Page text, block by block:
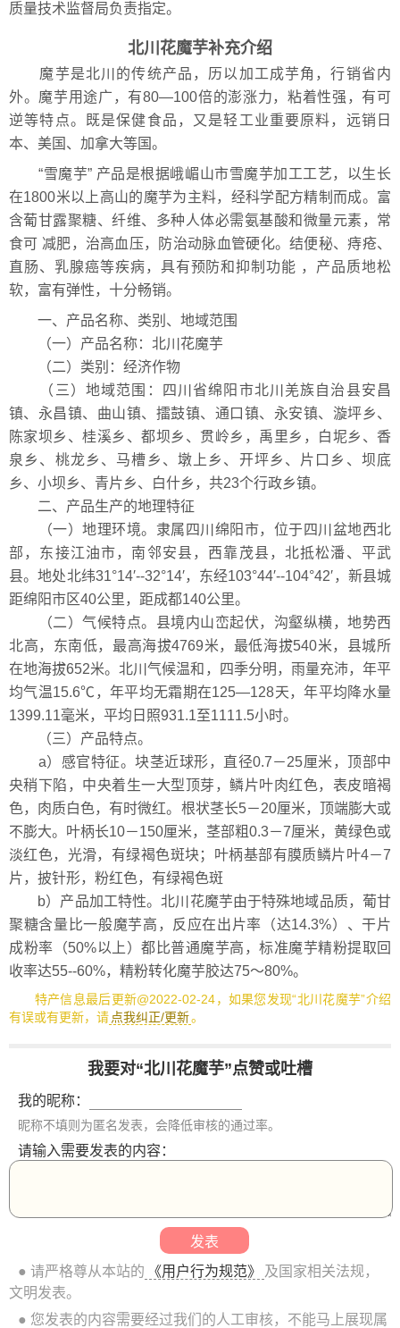
质量技术监督局负责指定。
北川花魔芋补充介绍
魔芋是北川的传统产品，历以加工成芋角，行销省内
外。魔芋用途广，有80—100倍的澎涨力，粘着性强，有可
逆等特点。既是保健食品，又是轻工业重要原料，远销日
本、美国、加拿大等国。
“雪魔芋” 产品是根据峨嵋山市雪魔芋加工工艺，以生长
在1800米以上高山的魔芋为主料，经科学配方精制而成。富
含葡甘露聚糖、纤维、多种人体必需氨基酸和微量元素，常
食可 减肥，治高血压，防治动脉血管硬化。结便秘、痔疮、
直肠、乳腺癌等疾病，具有预防和抑制功能 ，产品质地松
软，富有弹性，十分畅销。
一、产品名称、类别、地域范围
（一）产品名称：北川花魔芋
（二）类别：经济作物
（三）地域范围：四川省绵阳市北川羌族自治县安昌
镇、永昌镇、曲山镇、擂鼓镇、通口镇、永安镇、漩坪乡、
陈家坝乡、桂溪乡、都坝乡、贯岭乡，禹里乡，白坭乡、香
泉乡、桃龙乡、马槽乡、墩上乡、开坪乡、片口乡、坝底
乡、小坝乡、青片乡、白什乡，共23个行政乡镇。
二、产品生产的地理特征
（一）地理环境。隶属四川绵阳市，位于四川盆地西北
部，东接江油市，南邻安县，西靠茂县，北抵松潘、平武
县。地处北纬31°14′--32°14′，东经103°44′--104°42′，新县城
距绵阳市区40公里，距成都140公里。
（二）气候特点。县境内山峦起伏，沟壑纵横，地势西
北高，东南低，最高海拔4769米，最低海拔540米，县城所
在地海拔652米。北川气候温和，四季分明，雨量充沛，年平
均气温15.6℃，年平均无霜期在125—128天，年平均降水量
1399.11毫米，平均日照931.1至1111.5小时。
（三）产品特点。
a）感官特征。块茎近球形，直径0.7－25厘米，顶部中
央稍下陷，中央着生一大型顶芽，鳞片叶肉红色，表皮暗褐
色，肉质白色，有时微红。根状茎长5－20厘米，顶端膨大或
不膨大。叶柄长10－150厘米，茎部粗0.3－7厘米，黄绿色或
淡红色，光滑，有绿褐色斑块；叶柄基部有膜质鳞片叶4－7
片，披针形，粉红色，有绿褐色斑
b）产品加工特性。北川花魔芋由于特殊地域品质，葡甘
聚糖含量比一般魔芋高，反应在出片率（达14.3%）、干片
成粉率（50%以上）都比普通魔芋高，标准魔芋精粉提取回
收率达55--60%，精粉转化魔芋胶达75～80%。
特产信息最后更新@2022-02-24，如果您发现“北川花魔芋”介绍
有误或有更新，请 点我纠正/更新。
我要对“北川花魔芋”点赞或吐槽
我的昵称：
昵称不填则为匿名发表，会降低审核的通过率。
请输入需要发表的内容：
● 请严格尊从本站的 《用户行为规范》
及国家相关法规，
文明发表。
● 您发表的内容需要经过我们的人工审核，不能马上展现属